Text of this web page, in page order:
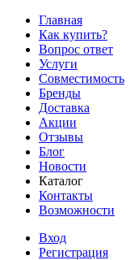
Главная
Как купить?
Вопрос ответ
Услуги
Совместимость
Бренды
Доставка
Акции
Отзывы
Блог
Новости
Каталог
Контакты
Возможности
Вход
Регистрация